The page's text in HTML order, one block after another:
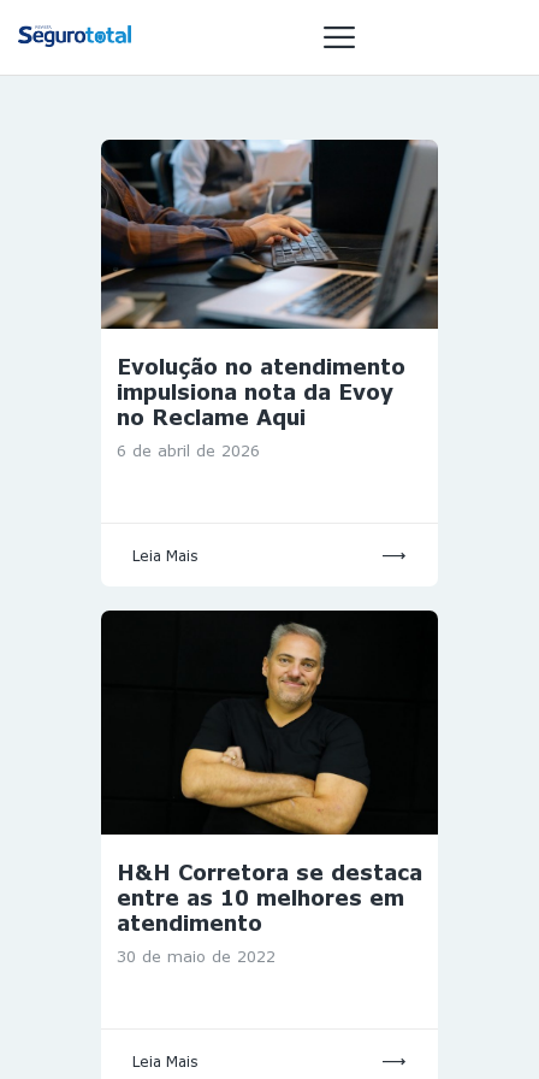
NOTÍCIAS
REVISTA
ESPECIAIS
GAIVOTA DE
OURO
MULHERES
GESTORAS
HOMEST
Evolução no atendimento
impulsiona nota da Evoy
no Reclame Aqui
6 de abril de 2026
Leia Mais
H&H Corretora se destaca
entre as 10 melhores em
atendimento
30 de maio de 2022
Leia Mais